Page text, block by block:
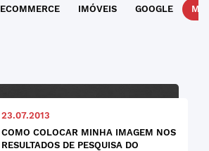
ECOMMERCE IMÓVEIS GOOGLE
23.07.2013
COMO COLOCAR MINHA IMAGEM NOS
RESULTADOS DE PESQUISA DO